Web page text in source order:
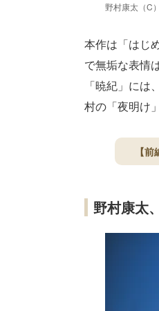
野村康太（C
本作は「はじ
で無垢な表情
「暁紀」に
村の「夜明け
【
野村康太